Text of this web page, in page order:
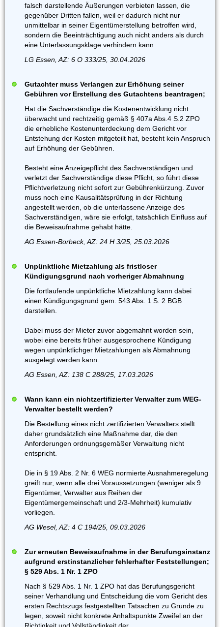
falsch darstellende Äußerungen verbieten lassen, die
gegenüber Dritten fallen, weil er dadurch nicht nur
unmittelbar in seiner Eigentümerstellung betroffen wird,
sondern die Beeinträchtigung auch nicht anders als durch
eine Unterlassungsklage verhindern kann.
LG Essen, AZ: 6 O 333/25, 30.04.2026
Gutachter muss Verlangen zur Erhöhung seiner
Gebühren vor Erstellung des Gutachtens beantragen;
Hat die Sachverständige die Kostenentwicklung nicht
überwacht und rechtzeitig gemäß § 407a Abs.4 S.2 ZPO
die erhebliche Kostenunterdeckung dem Gericht vor
Entstehung der Kosten mitgeteilt hat, besteht kein Anspruch
auf Erhöhung der Gebühren.
Besteht eine Anzeigepflicht des Sachverständigen und
verletzt der Sachverständige diese Pflicht, so führt diese
Pflichtverletzung nicht sofort zur Gebührenkürzung. Zuvor
muss noch eine Kausalitätsprüfung in der Richtung
angestellt werden, ob die unterlassene Anzeige des
Sachverständigen, wäre sie erfolgt, tatsächlich Einfluss auf
die Beweisaufnahme gehabt hätte.
AG Essen-Borbeck, AZ: 24 H 3/25, 25.03.2026
Unpünktliche Mietzahlung als fristloser
Kündigungsgrund nach vorheriger Abmahnung
Die fortlaufende unpünktliche Mietzahlung kann dabei
einen Kündigungsgrund gem. 543 Abs. 1 S. 2 BGB
darstellen.
Dabei muss der Mieter zuvor abgemahnt worden sein,
wobei eine bereits früher ausgesprochene Kündigung
wegen unpünktlichger Mietzahlungen als Abmahnung
ausgelegt werden kann.
AG Essen, AZ: 138 C 288/25, 17.03.2026
Wann kann ein nichtzertifizierter Verwalter zum WEG-
Verwalter bestellt werden?
Die Bestellung eines nicht zertifizierten Verwalters stellt
daher grundsätzlich eine Maßnahme dar, die den
Anforderungen ordnungsgemäßer Verwaltung nicht
entspricht.
Die in § 19 Abs. 2 Nr. 6 WEG normierte Ausnahmeregelung
greift nur, wenn alle drei Voraussetzungen (weniger als 9
Eigentümer, Verwalter aus Reihen der
Eigentümergemeinschaft und 2/3-Mehrheit) kumulativ
vorliegen.
AG Wesel, AZ: 4 C 194/25, 09.03.2026
Zur erneuten Beweisaufnahme in der Berufungsinstanz
aufgrund erstinstanzlicher fehlerhafter Feststellungen;
§ 529 Abs. 1 Nr. 1 ZPO
Nach § 529 Abs. 1 Nr. 1 ZPO hat das Berufungsgericht
seiner Verhandlung und Entscheidung die vom Gericht des
ersten Rechtszugs festgestellten Tatsachen zu Grunde zu
legen, soweit nicht konkrete Anhaltspunkte Zweifel an der